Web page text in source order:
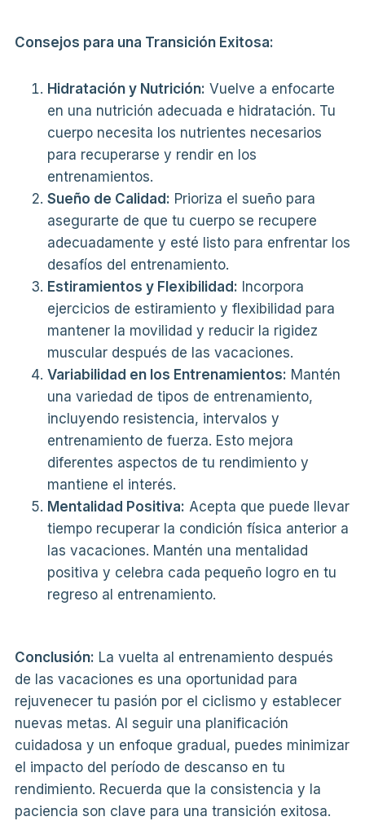
Consejos para una Transición Exitosa:
Hidratación y Nutrición: Vuelve a enfocarte
en una nutrición adecuada e hidratación. Tu
cuerpo necesita los nutrientes necesarios
para recuperarse y rendir en los
entrenamientos.
Sueño de Calidad: Prioriza el sueño para
asegurarte de que tu cuerpo se recupere
adecuadamente y esté listo para enfrentar los
desafíos del entrenamiento.
Estiramientos y Flexibilidad: Incorpora
ejercicios de estiramiento y flexibilidad para
mantener la movilidad y reducir la rigidez
muscular después de las vacaciones.
Variabilidad en los Entrenamientos: Mantén
una variedad de tipos de entrenamiento,
incluyendo resistencia, intervalos y
entrenamiento de fuerza. Esto mejora
diferentes aspectos de tu rendimiento y
mantiene el interés.
Mentalidad Positiva: Acepta que puede llevar
tiempo recuperar la condición física anterior a
las vacaciones. Mantén una mentalidad
positiva y celebra cada pequeño logro en tu
regreso al entrenamiento.
Conclusión: La vuelta al entrenamiento después
de las vacaciones es una oportunidad para
rejuvenecer tu pasión por el ciclismo y establecer
nuevas metas. Al seguir una planificación
cuidadosa y un enfoque gradual, puedes minimizar
el impacto del período de descanso en tu
rendimiento. Recuerda que la consistencia y la
paciencia son clave para una transición exitosa.